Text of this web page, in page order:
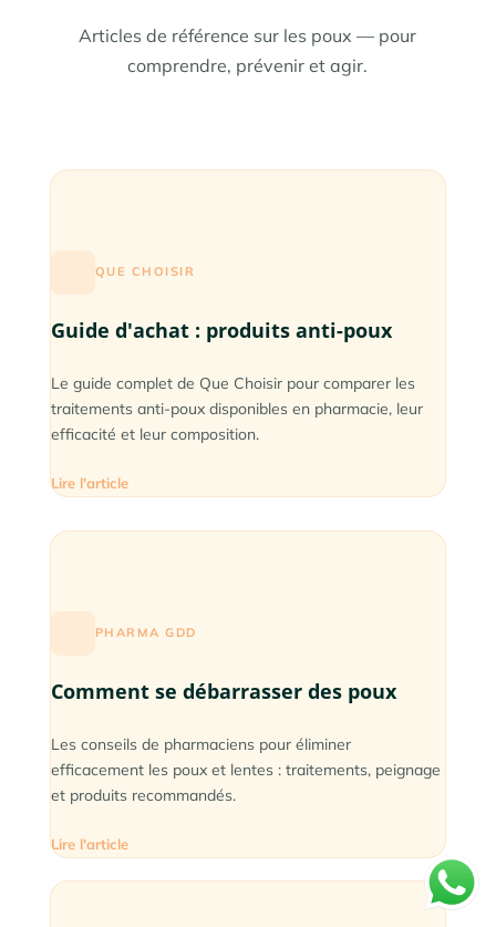
Articles de référence sur les poux — pour
comprendre, prévenir et agir.
QUE CHOISIR
Guide d'achat : produits anti-poux
Le guide complet de Que Choisir pour comparer les
traitements anti-poux disponibles en pharmacie, leur
efficacité et leur composition.
Lire l'article
PHARMA GDD
Comment se débarrasser des poux
Les conseils de pharmaciens pour éliminer
efficacement les poux et lentes : traitements, peignage
et produits recommandés.
Lire l'article